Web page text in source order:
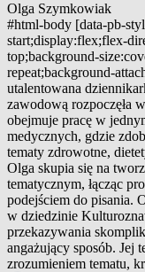
Olga Szymkowiak
#html-body [data-pb-
start;display:flex;flex-
top;background-
repeat;background-
utalentowana
zawodową rozpoczęła
obejmuje pracę w
medycznych, gdzie
tematy zdrowotne,
Olga skupia się na
tematycznym, łącząc
podejściem do pisania.
w dziedzinie
przekazywania
angażujący sposób. Jej
zrozumieniem tematu,